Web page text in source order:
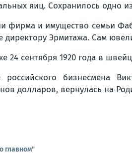
яиц. Сохранилось одно
фирма и имущество семьи
Эрмитажа. Сам
24 сентября 1920 года в
российского бизнесмена
долларов, вернулась на
главном"